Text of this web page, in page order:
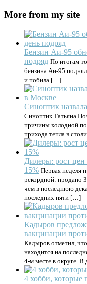
More from my site
Бензин Аи-95
подряд По итогам
бензина Аи-95
и побила […]
Синоптик
Синоптик Татьяна
причины холодной
прихода тепла в
Дилеры: рост цен
15% Первая неделя
рекордной: продано
чем в последнюю
последних пяти […]
Кадыров
вакцинации
Кадыров отметил,
находится на
4-м месте в округе.
4 хобби, которые